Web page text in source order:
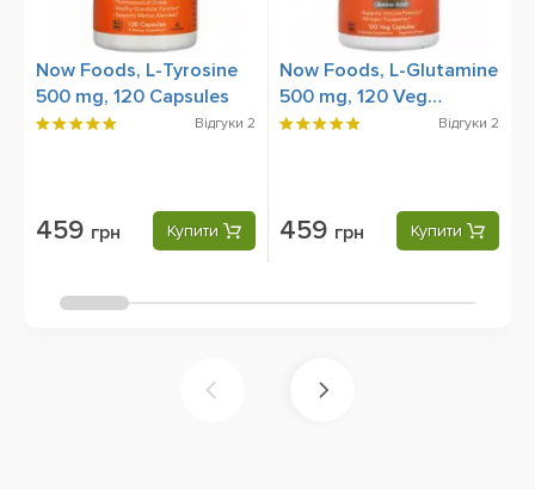
Now Foods, L-Tyrosine
500 mg, 120 Capsules
Відгуки 2
459 грн Купити
Now Foods, L-Glutamine
500 mg, 120 Veg
Capsules
Відгуки 2
459 грн Купити